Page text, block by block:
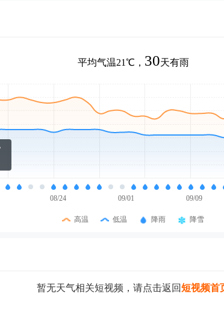
平均气温21℃， 30天有雨
08/24 09/01 09/09
高温 低温 降雨 降雪
暂无天气相关短视频，请点击返回短视频首